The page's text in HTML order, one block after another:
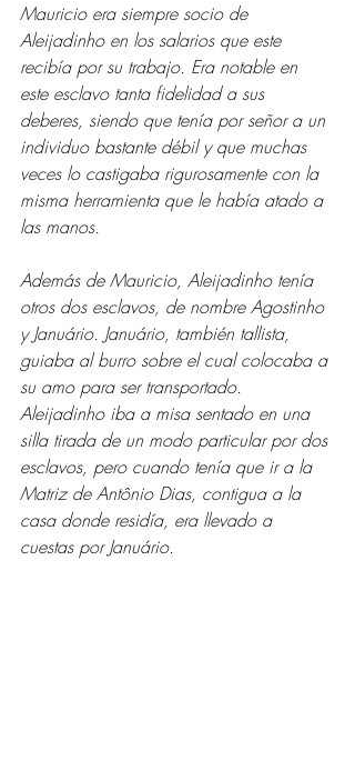
Mauricio era siempre socio de
Aleijadinho en los salarios que este
recibía por su trabajo. Era notable en
este esclavo tanta fidelidad a sus
deberes, siendo que tenía por señor a un
individuo bastante débil y que muchas
veces lo castigaba rigurosamente con la
misma herramienta que le había atado a
las manos.
Además de Mauricio, Aleijadinho tenía
otros dos esclavos, de nombre Agostinho
y Januário. Januário, también tallista,
guiaba al burro sobre el cual colocaba a
su amo para ser transportado.
Aleijadinho iba a misa sentado en una
silla tirada de un modo particular por dos
esclavos, pero cuando tenía que ir a la
Matriz de Antônio Dias, contigua a la
casa donde residía, era llevado a
cuestas por Januário.